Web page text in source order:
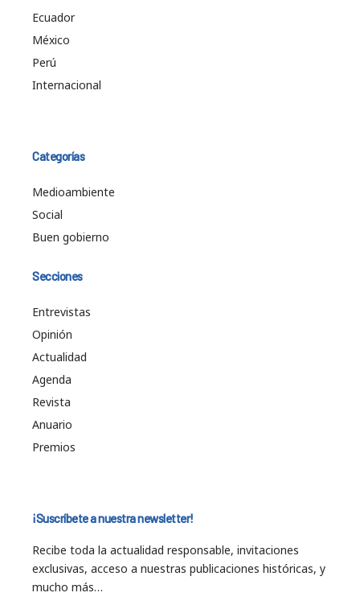
Ecuador
México
Perú
Internacional
Categorías
Medioambiente
Social
Buen gobierno
Secciones
Entrevistas
Opinión
Actualidad
Agenda
Revista
Anuario
Premios
¡Suscríbete a nuestra newsletter!
Recibe toda la actualidad responsable, invitaciones
exclusivas, acceso a nuestras publicaciones históricas, y
mucho más…